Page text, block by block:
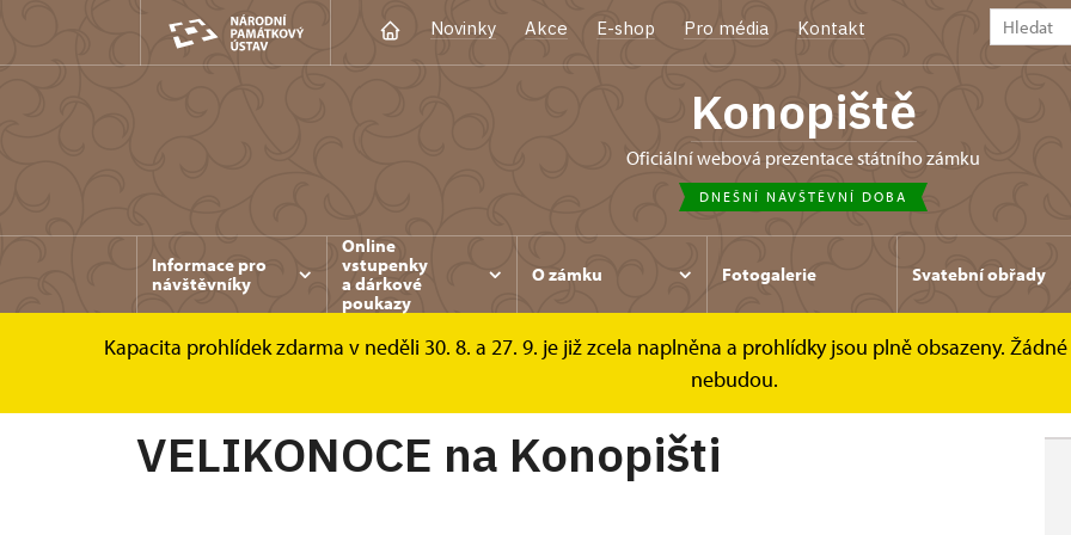
Novinky Akce E-shop Pro média Kontakt
Konopiště
oficiální webová prezentace státního zámku
DNEŠNÍ NÁVŠTĚVNÍ DOBA
Informace pro
návštěvníky
Online
vstupenky
a dárkové
poukazy
O zámku Fotogalerie Svatební obřady
Kapacita prohlídek zdarma v neděli 30. 8. a 27. 9. je již zcela naplněna a prohlídky jsou plně obsazeny.
nebudou.
Konopiště Akce VELIKONOCE na Konopišti
VELIKONOCE na Konopišti